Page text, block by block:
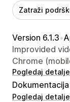
Zatraži
Version 6.1.3•
Improvided
Chrome
Pogledaj detalje
Pogledaj detalje